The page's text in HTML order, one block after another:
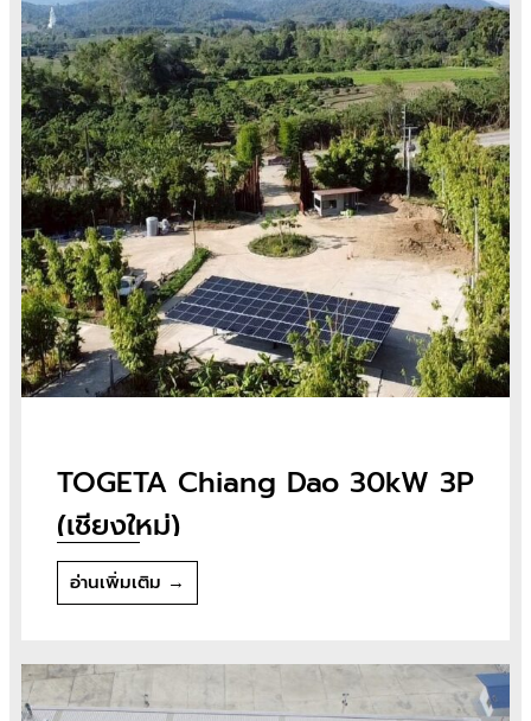
TOGETA Chiang Dao 30kW 3P
(เชียงใหม่)
อ่านเพิ่มเติม →